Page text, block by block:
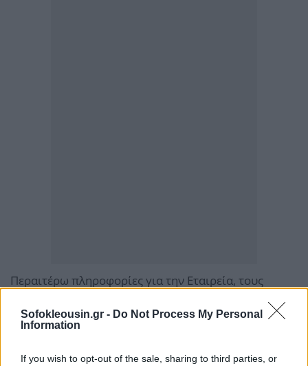
Sofokleousin.gr - Do Not Process My Personal
Information
If you wish to opt-out of the sale, sharing to third parties, or
Περαιτέρω πληροφορίες για την Εταιρεία, τους
όρους του Ομολογιακού Δανείου και τη Δημόσια
Προσφορά θα περιληφθούν στο Πρόγραμμα του
που συντάσσεται βάσει του Κανονισμού (ΕΕ)